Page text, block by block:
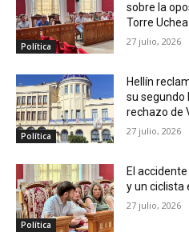
Política
sobre la
Torre Uchea
27 julio, 2026
Política
Hellín
su segundo
rechazo de
27 julio, 2026
Política
El
y un ciclista
27 julio, 2026